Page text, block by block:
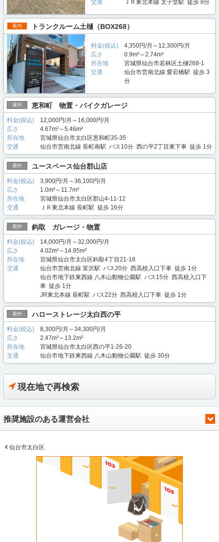
交通 ＪＲ東北本線 太子堂駅 徒歩 8分
屋内 トランクルーム土樋（BOX268）
料金(税込)
4,350円/月～12,300円/月
広さ
0.9m²～2.74m²
所在地
宮城県仙台市若林区土樋268-1
交通
仙台市営南北線 愛宕橋駅 徒歩 3
分
屋外 恵和町 物置・バイクガレージ
料金(税込)
12,000円/月～16,000円/月
広さ
4.67m²～5.46m²
所在地
宮城県仙台市太白区恵和町35-35
交通
仙台市営南北線 長町南駅 バス10分 西の平2丁目東下車 徒歩 1分
屋外 ユースペース仙台郡山店
料金(税込)
3,900円/月～36,100円/月
広さ
1.0m²～11.7m²
所在地
宮城県仙台市太白区郡山4-11-12
交通
ＪＲ東北本線 長町駅 徒歩 16分
屋外 鈎取 ガレージ・物置
料金(税込)
14,000円/月～32,000円/月
広さ
4.02m²～14.95m²
所在地
宮城県仙台市太白区鈎取4丁目21-18
交通
仙台市営南北線 富沢駅 バス20分 西高校入口下車 徒歩 1分
仙台市地下鉄東西線 八木山動物公園駅 バス15分 西高校入口下
車 徒歩 1分
JR東北本線 長町駅 バス22分 西高校入口下車 徒歩 1分
屋外 ハローストレージ太白西の平
料金(税込)
8,300円/月～34,300円/月
広さ
2.47m²～13.2m²
所在地
宮城県仙台市太白区西の平1-26-20
交通
仙台市地下鉄東西線 八木山動物公園駅 徒歩 30分
現在地で再検索
推奨施設のある運営会社
仙台市太白区